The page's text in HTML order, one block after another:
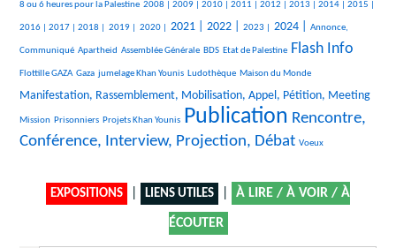
401/2431
8 ou 6 heures pour la Palestine
212/2431 2008 |
156/2431 2009 |
287/2431 2010 |
301/2431 2011 |
371/2431 2012 |
98/2431 2013 |
414/2431 2014 |
105/2431 2015 |
391/2431
2016 |
515/2431
2017 |
143/2431 2018 |
103/2431 2019 |
75/2431 2020 |
849/2431 2021 |
920/2431 2022 |
374/2431 2023 |
850/2431 2024 |
493/2431 Annonce,
Communiqué
28/2431 Apartheid
30/2431 Assemblée Générale
211/2431 BDS
49/2431 Etat de Palestine
1358/2431 Flash Info
36/2431
Flottille GAZA
314/2431 Gaza
193/2431 jumelage Khan Younis
259/2431 Ludothèque
10/2431 Maison du Monde
938/2431
Manifestation, Rassemblement, Mobilisation, Appel, Pétition, Meeting
10/2431
Mission
26/2431Prisonniers
127/2431 Projets Khan Younis
2431/2431 Publication
1565/2431
Rencontre,
Conférence, Interview, Projection, Débat
7/2431 Voeux
EXPOSITIONS LIENS UTILES À LIRE / À VOIR / À
ÉCOUTER